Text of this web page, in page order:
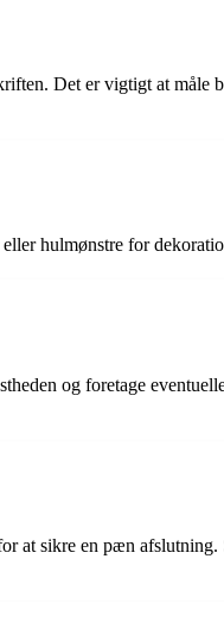
Det er vigtigt at måle
hulmønstre for
og foretage
sikre en pæn afslutning.